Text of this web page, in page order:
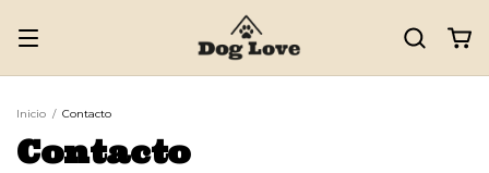
Inicio / Contacto
Contacto